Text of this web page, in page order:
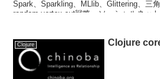
Spark、Sparkling、MLlib、Glittering、三
random-vertex-cut戦略、ソーシャルネッ
Clojure Clojure